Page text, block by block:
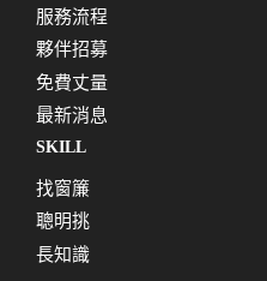
服務流程
夥伴招募
免費丈量
最新消息
SKILL
找窗簾
聰明挑
長知識